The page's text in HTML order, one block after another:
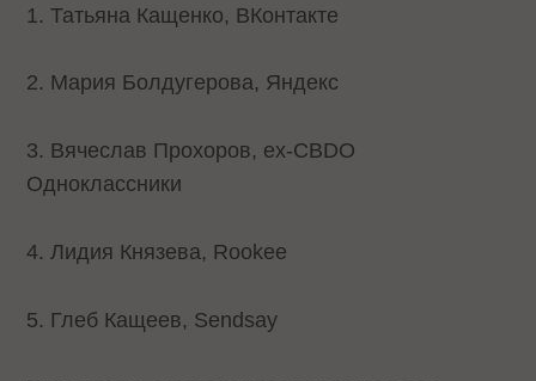
1. Татьяна Кащенко, ВКонтакте
2. Мария Болдугерова, Яндекс
3. Вячеслав Прохоров, ех-CBDO
Одноклассники
4. Лидия Князева, Rookee
5. Глеб Кащеев, Sendsay